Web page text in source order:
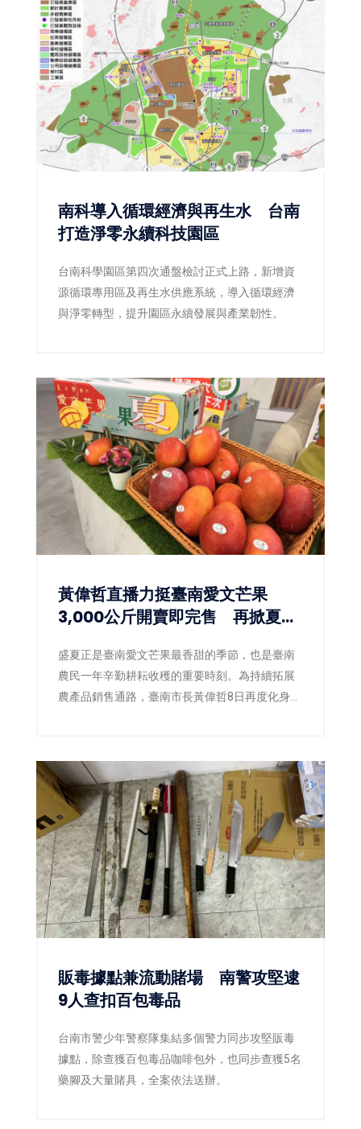
南科導入循環經濟與再生水 台南
打造淨零永續科技園區
台南科學園區第四次通盤檢討正式上路，新增資
源循環專用區及再生水供應系統，導入循環經濟
與淨零轉型，提升園區永續發展與產業韌性。
黃偉哲直播力挺臺南愛文芒果
3,000公斤開賣即完售 再掀夏日
盛夏正是臺南愛文芒果最香甜的季節，也是臺南
農民一年辛勤耕耘收穫的重要時刻。為持續拓展
農產品銷售通路，臺南市長黃偉哲8日再度化身
愛文芒果，以最直接的方式向全國消費者介紹來
自產地的新鮮美味。直播活動推出的3,000公斤愛
文芒果甫開賣便迅速銷售一空，再次展現臺南芒
果在市場上的高人氣與品牌實力。
販毒據點兼流動賭場 南警攻堅逮
9人查扣百包毒品
台南市警少年警察隊集結多個警力同步攻堅販毒
據點，除查獲百包毒品咖啡包外，也同步查獲5名
藥腳及大量賭具，全案依法送辦。